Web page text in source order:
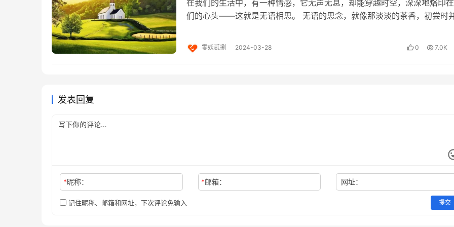
《命运赋》透出的是人生命运和天地自然变化循环的思想，文章以自己从凄惨到富贵的经历，列举了自古以来历
诸多名人经历的各种命运和磨难，摆事实讲道理，来说明这世界人生命运的起起落落。
在我们的生活中，有一种情感，它无声无息，却能穿越时空，深深地烙印
们的心头——这就是无语相思。 无语的思念，就像那淡淡的茶香，初尝时
零妖贰捌 2024-03-28 0 7.0K
发表回复
*昵称： *邮箱： 网址：
记住昵称、邮箱和网址，下次评论免输入 提交